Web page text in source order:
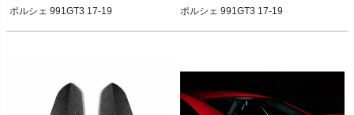
12VIVID"091.121.872.009G"
ポルシェ 991GT3 17-19
12VIVID"091.121.872.009M"
ポルシェ 991GT3 17-19